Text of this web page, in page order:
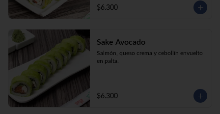
$6.300
Sake Avocado
Salmón, queso crema y cebollín envuelto
en palta.
$6.300